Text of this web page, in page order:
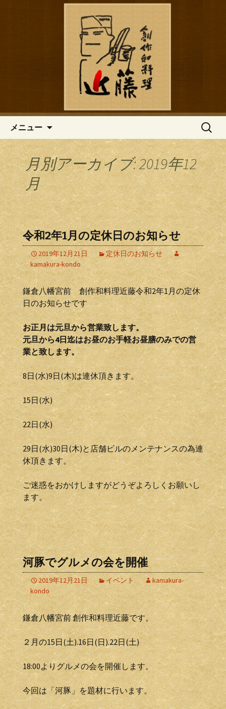
鎌倉の創作和食「近藤」のブロ
鎌倉の創作和食「近藤」のブログ
メニュー
検
月別アーカイブ: 2019年12
月
令和2年1月の定休日のお知らせ
2019年12月21日
定休日のお知らせ
kamakura-kondo
鎌倉八幡宮前 創作和料理近藤令和2年1月の定休
日のお知らせです
お正月は元旦から営業致します。
元旦から4日迄はお昼のお手軽お昼膳のみでの営
業と致します。
8日(水)9日(木)は連休頂きます。
15日(水)
22日(水)
29日(水)30日(木)と店舗ビルのメンテナンスの為連
休頂きます。
ご迷惑をおかけしますがどうぞよろしくお願いし
ます。
河豚でグルメの会を開催
2019年12月21日 イベント
kamakura-
kondo
鎌倉八幡宮前 創作和料理近藤です。
２月の15日(土).16日(日).22日(土)
18:00よりグルメの会を開催します。
今回は「河豚」を題材に行います。